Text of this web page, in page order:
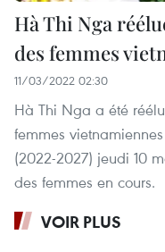
Hà Thi Nga
des femmes
11/03/2022 02:30
Hà Thi Nga a été
femmes
(2022-2027) jeudi 10
des femmes en cours.
VOIR PLUS